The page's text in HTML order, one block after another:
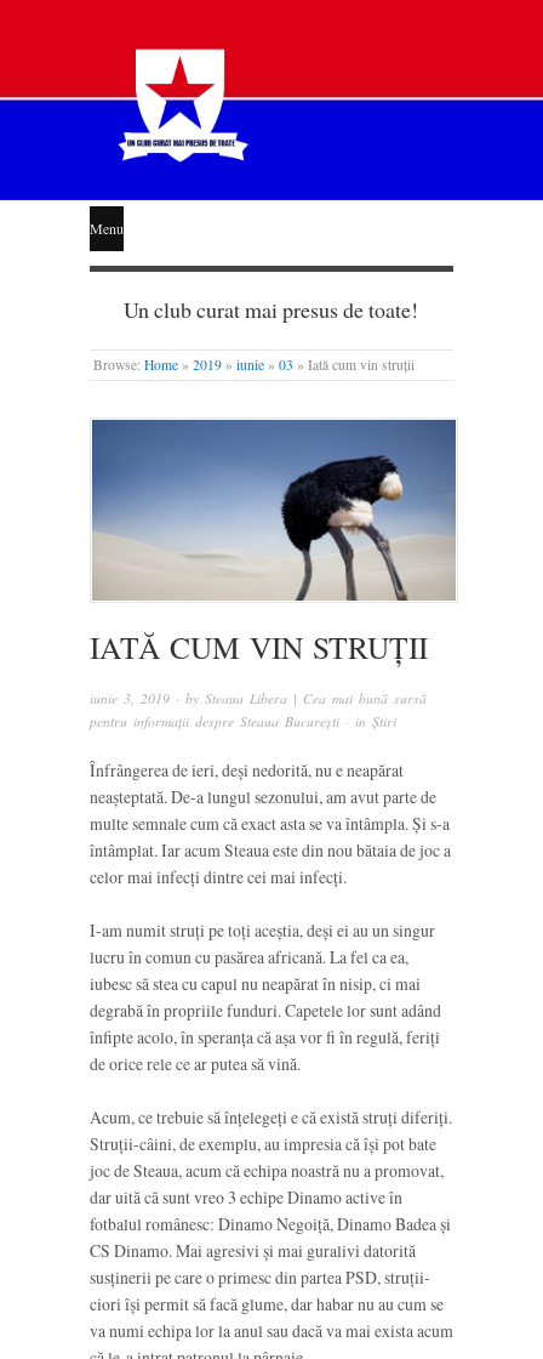
STEAUA
LIBERĂ
Menu
Un club curat mai presus de toate!
Browse: Home » 2019 » iunie » 03 » Iată cum vin struții
IATĂ CUM VIN STRUȚII
iunie 3, 2019 · by Steaua Libera | Cea mai bună sursă
pentru informații despre Steaua București · in Știri
Înfrângerea de ieri, deși nedorită, nu e neapărat
neașteptată. De-a lungul sezonului, am avut parte de
multe semnale cum că exact asta se va întâmpla. Și s-a
întâmplat. Iar acum Steaua este din nou bătaia de joc a
celor mai infecți dintre cei mai infecți.
I-am numit struți pe toți aceștia, deși ei au un singur
lucru în comun cu pasărea africană. La fel ca ea,
iubesc să stea cu capul nu neapărat în nisip, ci mai
degrabă în propriile funduri. Capetele lor sunt adând
înfipte acolo, în speranța că așa vor fi în regulă, feriți
de orice rele ce ar putea să vină.
Acum, ce trebuie să înțelegeți e că există struți diferiți.
Struții-câini, de exemplu, au impresia că își pot bate
joc de Steaua, acum că echipa noastră nu a promovat,
dar uită că sunt vreo 3 echipe Dinamo active în
fotbalul românesc: Dinamo Negoiță, Dinamo Badea și
CS Dinamo. Mai agresivi și mai guralivi datorită
susținerii pe care o primesc din partea PSD, struții-
ciori își permit să facă glume, dar habar nu au cum se
va numi echipa lor la anul sau dacă va mai exista acum